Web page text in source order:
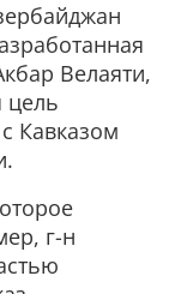
Велаяти,
цель
Кавказом
г-н